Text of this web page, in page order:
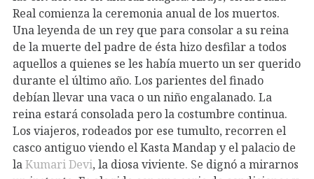
Real comienza la ceremonia anual de los muertos.
Una leyenda de un rey que para consolar a su reina
de la muerte del padre de ésta hizo desfilar a todos
aquellos a quienes se les había muerto un ser querido
durante el último año. Los parientes del finado
debían llevar una vaca o un niño engalanado. La
reina estará consolada pero la costumbre continua.
Los viajeros, rodeados por ese tumulto, recorren el
casco antiguo viendo el Kasta Mandap y el palacio de
laKumari Devi, la diosa viviente. Se dignó a mirarnos